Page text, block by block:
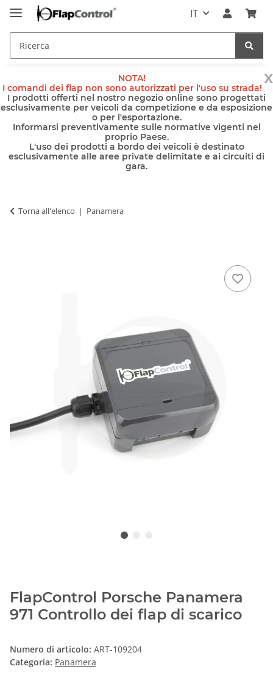
IT
x
NOTA!
I comandi dei flap non sono autorizzati per l'uso su strada!
I prodotti offerti nel nostro negozio online sono progettati
esclusivamente per veicoli da competizione e da esposizione
o per l'esportazione.
Informarsi preventivamente sulle normative vigenti nel
proprio Paese.
L'uso dei prodotti a bordo dei veicoli è destinato
esclusivamente alle aree private delimitate e ai circuiti di
gara.
Torna all'elenco Panamera
FlapControl Porsche Panamera
971 Controllo dei flap di scarico
Numero di articolo: ART-109204
Categoria: Panamera